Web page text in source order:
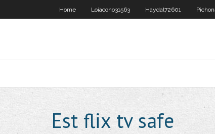
Home Loiacono31563 Haydal72601
Est flix tv safe